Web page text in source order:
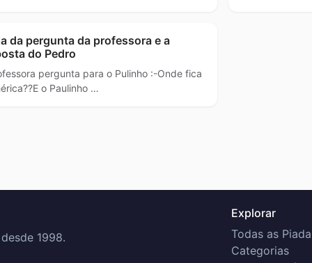
da pergunta da professora e a
do Pedro
pergunta para o Pulinho :-Onde fica
o Paulinho …
1998.
Explorar
Todas as
Categorias